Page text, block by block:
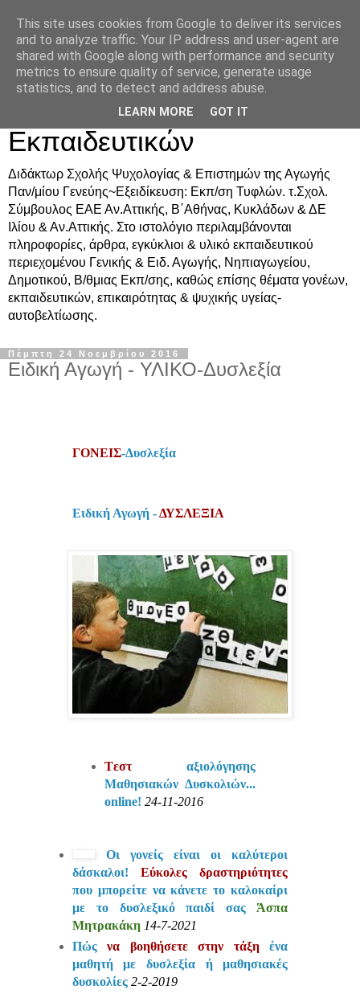
Δρ. Ράνια Χιουρέα-
Συμβουλευτική &
Υποστήριξη Γονέων &
Εκπαιδευτικών
Διδάκτωρ Σχολής Ψυχολογίας & Επιστημών της Αγωγής
Παν/μίου Γενεύης~Εξειδίκευση: Εκπ/ση Τυφλών. τ.Σχολ.
Σύμβουλος ΕΑΕ Αν.Αττικής, Β΄Αθήνας, Κυκλάδων & ΔΕ
Ιλίου & Αν.Αττικής. Στο ιστολόγιο περιλαμβάνονται
πληροφορίες, άρθρα, εγκύκλιοι & υλικό εκπαιδευτικού
περιεχομένου Γενικής & Ειδ. Αγωγής, Νηπιαγωγείου,
Δημοτικού, Β/θμιας Εκπ/σης, καθώς επίσης θέματα γονέων,
εκπαιδευτικών, επικαιρότητας & ψυχικής υγείας-
αυτοβελτίωσης.
Πέμπτη 24 Νοεμβρίου 2016
Ειδική Αγωγή - ΥΛΙΚΟ-Δυσλεξία
ΓΟΝΕΙΣ-Δυσλεξία
Ειδική Αγωγή -ΔΥΣΛΕΞΙΑ
Tεσταξιολόγησης
Μαθησιακών Δυσκολιών...
online! 24-11-2016
Οι γονείς είναι οι καλύτεροι
δάσκαλοι! Εύκολες δραστηριότητες
που μπορείτε να κάνετε το καλοκαίρι
με το δυσλεξικό παιδί σαςΆσπα
Μητρακάκη 14-7-2021
Πώςνα βοηθήσετε στην τάξηένα
μαθητή με δυσλεξία ή μαθησιακές
δυσκολίες 2-2-2019
This site uses cookies from Google to deliver its services
and to analyze traffic. Your IP address and user-agent are
shared with Google along with performance and security
metrics to ensure quality of service, generate usage
statistics, and to detect and address abuse.
LEARN MORE GOT IT